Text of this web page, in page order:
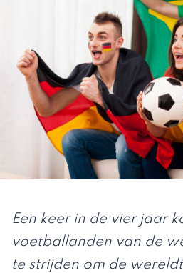
Een keer in de vier jaar
voetballanden van de
te strijden om de